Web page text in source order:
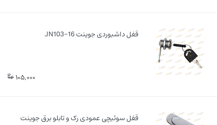
قفل داشبوردی جوینت JN103-16
105,000
قفل سوئیچی عمودی رک و تابلو برق جوینت